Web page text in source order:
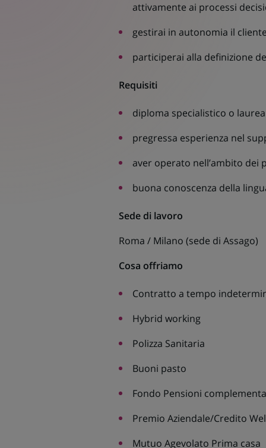
attivamente ai processi
gestirai in autonomia il
participerai alla definizione
Requisiti
diploma specialistico o
pregressa esperienza nel
aver operato nell’ambito dei
buona conoscenza della
Sede di lavoro
Roma / Milano (sede di Assago)
Cosa offriamo
Contratto a tempo
Hybrid working
Polizza Sanitaria
Buoni pasto
Fondo Pensioni
Premio Aziendale/Credito
Mutuo Agevolato Prima casa